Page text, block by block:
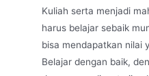
Kuliah serta menjadi
harus belajar sebaik
bisa mendapatkan nilai
Belajar dengan baik,